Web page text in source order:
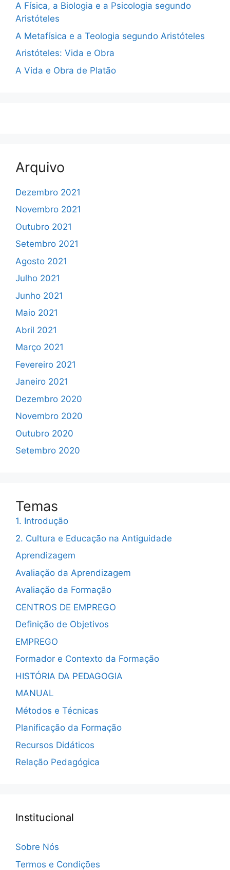
A Física, a Biologia e a Psicologia segundo
Aristóteles
A Metafísica e a Teologia segundo Aristóteles
Aristóteles: Vida e Obra
A Vida e Obra de Platão
Arquivo
Dezembro 2021
Novembro 2021
Outubro 2021
Setembro 2021
Agosto 2021
Julho 2021
Junho 2021
Maio 2021
Abril 2021
Março 2021
Fevereiro 2021
Janeiro 2021
Dezembro 2020
Novembro 2020
Outubro 2020
Setembro 2020
Temas
1. Introdução
2. Cultura e Educação na Antiguidade
Aprendizagem
Avaliação da Aprendizagem
Avaliação da Formação
CENTROS DE EMPREGO
Definição de Objetivos
EMPREGO
Formador e Contexto da Formação
HISTÓRIA DA PEDAGOGIA
MANUAL
Métodos e Técnicas
Planificação da Formação
Recursos Didáticos
Relação Pedagógica
Institucional
Sobre Nós
Termos e Condições